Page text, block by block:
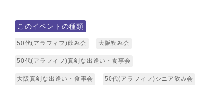
このイベントの種類
50代(アラフィフ)飲み会 大阪飲み会
50代(アラフィフ)真剣な出逢い・食事会
大阪真剣な出逢い・食事会 50代(アラフィフ)シニア飲み会